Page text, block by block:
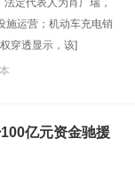
定代表人为肖广瑞，
施运营；机动车充电销
穿透显示，该]
亿元资金驰援